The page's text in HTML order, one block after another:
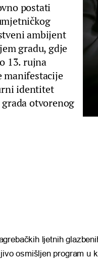
postati
ambijent
gradu, gdje
13. rujna
manifestacije
identitet
otvorenog
ljetnih
osmišljen program u